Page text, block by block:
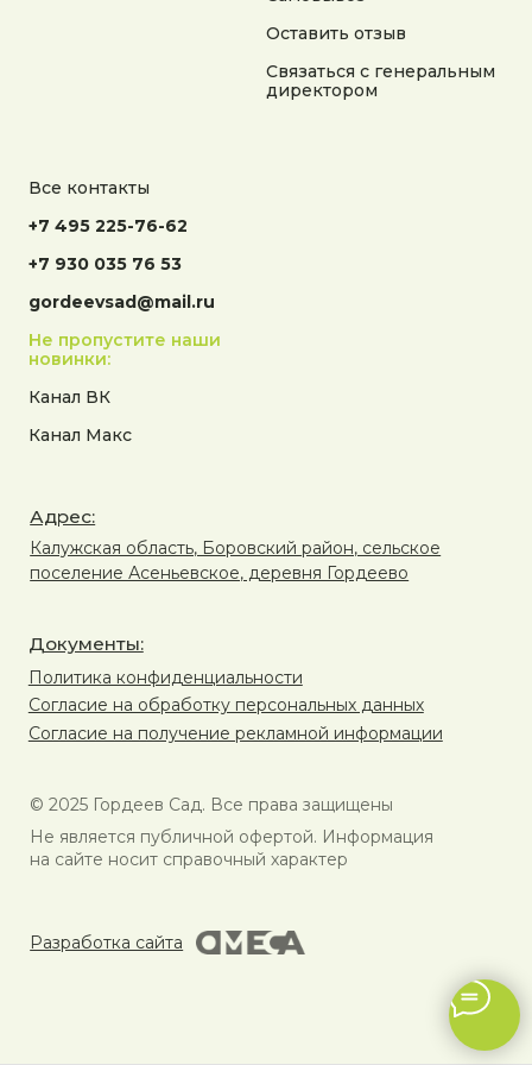
Оставить отзыв
Связаться с генеральным
директором
Все контакты
+7 495 225-76-62
+7 930 035 76 53
gordeevsad@mail.ru
Не пропустите наши
новинки:
Канал ВК
Канал Макс